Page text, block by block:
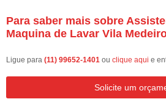
Para saber mais sobre
Maquina de Lavar Vila
Ligue para (11) 99652-1401 ou clique aqui e
Solicite um